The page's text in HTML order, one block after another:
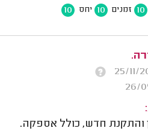
10 זמנים 10 יחס 10
והתקנת חדש, כולל אספקה.